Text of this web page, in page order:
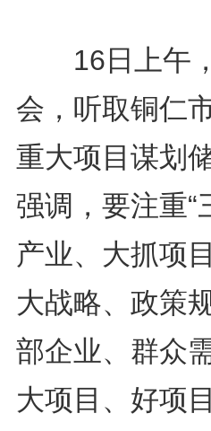
16日上午，
会，听取铜仁
重大项目谋划
强调，要注重“
产业、大抓项
大战略、政策
部企业、群众
大项目、好项